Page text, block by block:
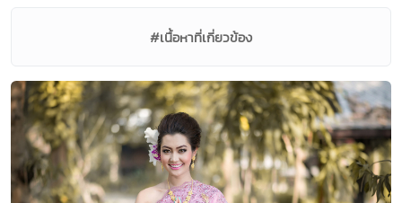
#เนื้อหาที่เกี่ยวข้อง